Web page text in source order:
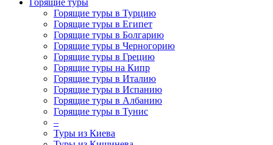
Горящие туры
Горящие туры в Турцию
Горящие туры в Египет
Горящие туры в Болгарию
Горящие туры в Черногорию
Горящие туры в Грецию
Горящие туры на Кипр
Горящие туры в Италию
Горящие туры в Испанию
Горящие туры в Албанию
Горящие туры в Тунис
–
Туры из Киева